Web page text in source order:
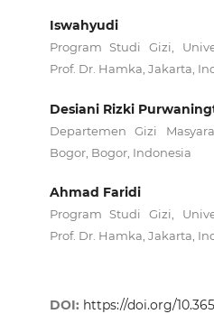
Iswahyudi
Program Studi Gizi,
Prof. Dr. Hamka, Jakarta,
Desiani Rizki
Departemen Gizi
Bogor, Bogor, Indonesia
Ahmad Faridi
Program Studi Gizi,
Prof. Dr. Hamka, Jakarta,
DOI: https://doi.org/